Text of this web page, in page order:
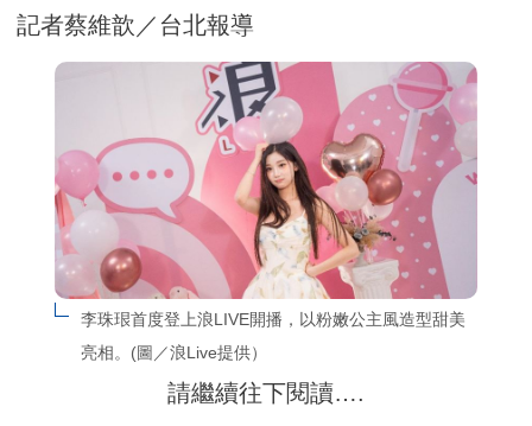
記者蔡維歆／台北報導
李珠珢首度登上浪LIVE開播，以粉嫩公主風造型甜美
亮相。(圖／浪Live提供）
請繼續往下閱讀….